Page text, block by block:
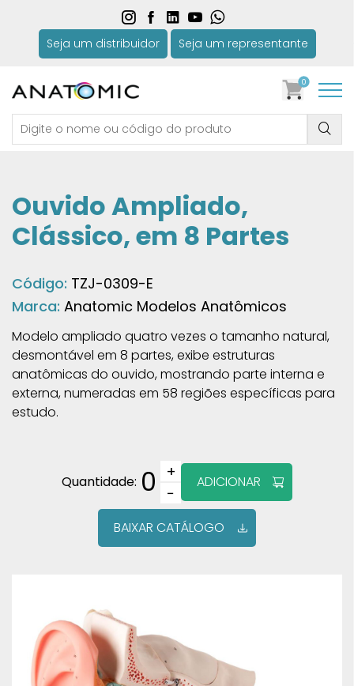
Seja um distribuidor Seja um representante
0
Ouvido Ampliado,
Clássico, em 8 Partes
Código: TZJ-0309-E
Marca: Anatomic Modelos Anatômicos
Modelo ampliado quatro vezes o tamanho natural,
desmontável em 8 partes, exibe estruturas
anatômicas do ouvido, mostrando parte interna e
externa, numeradas em 58 regiões específicas para
estudo.
Quantidade: 0
+
−
ADICIONAR
BAIXAR CATÁLOGO